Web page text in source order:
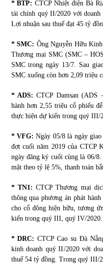
Chứng khoán
Top 10 xe bán
13/10/
* BTP: CTCP Nhiệt điện Bà
tài chính quý II/2020 với doanh
Lợi nhuận sau thuế đạt 45 tỷ
* SMC: Ông Nguyễn Hữu
Thương mại SMC (SMC –
SMC trong ngày 13/7. Sau
SMC xuống còn hơn 2,09 triệu
* ADS:CTCP Damsan (ADS
hành hơn 2,55 triệu cổ phiếu
thực hiện dự kiến trong quý III/
* VFG:Ngày 05/8 là ngày
đợt cuối năm 2019 của CTCP
ngày đăng ký cuối cùng là 06/
mặt theo tỷ lệ 5%, thanh toán
* TN1: CTCP Thương mại
thông qua phương án phát
cho cổ đông hiện hữu, tương
kiến trong quý III, quý IV/2020.
* DRC: CTCP Cao su Đà
kinh doanh quý II/2020 với
thuế 54 tỷ đồng. Trong quý III/